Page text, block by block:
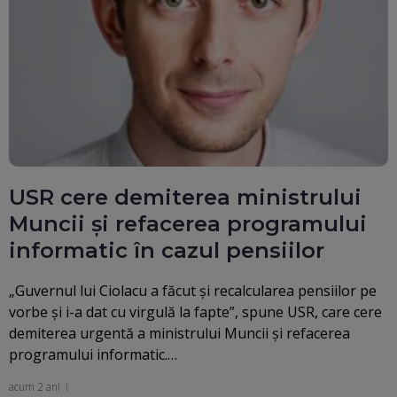
USR cere demiterea ministrului
Muncii și refacerea programului
informatic în cazul pensiilor
„Guvernul lui Ciolacu a făcut și recalcularea pensiilor pe
vorbe și i-a dat cu virgulă la fapte”, spune USR, care cere
demiterea urgentă a ministrului Muncii și refacerea
programului informatic.…
acum 2 ani